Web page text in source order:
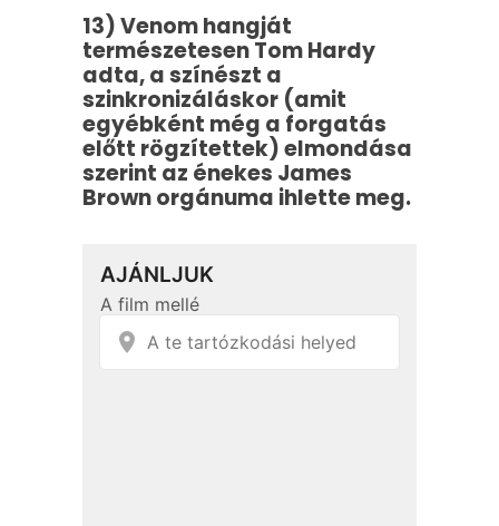
13) Venom hangját
természetesen Tom Hardy
adta, a színészt a
szinkronizáláskor (amit
egyébként még a forgatás
előtt rögzítettek) elmondása
szerint az énekes James
Brown orgánuma ihlette meg.